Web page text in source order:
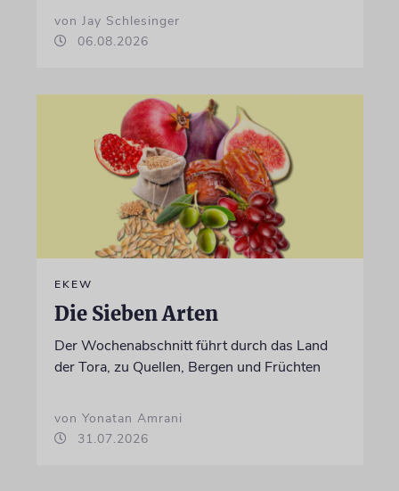
von Jay Schlesinger
06.08.2026
EKEW
Die Sieben Arten
Der Wochenabschnitt führt durch das Land
der Tora, zu Quellen, Bergen und Früchten
von Yonatan Amrani
31.07.2026